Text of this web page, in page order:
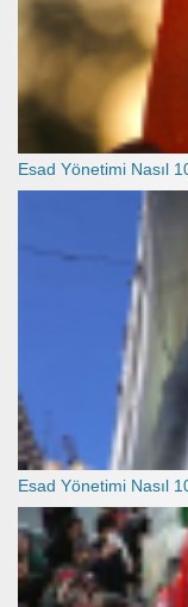
Esad Yönetimi Nasıl
Esad Yönetimi Nasıl